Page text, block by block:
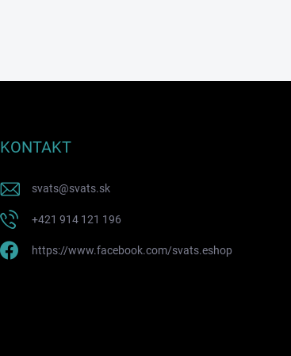
KONTAKT
svats@svats.sk
+421 914 121 196
https://www.facebook.com/svats.eshop